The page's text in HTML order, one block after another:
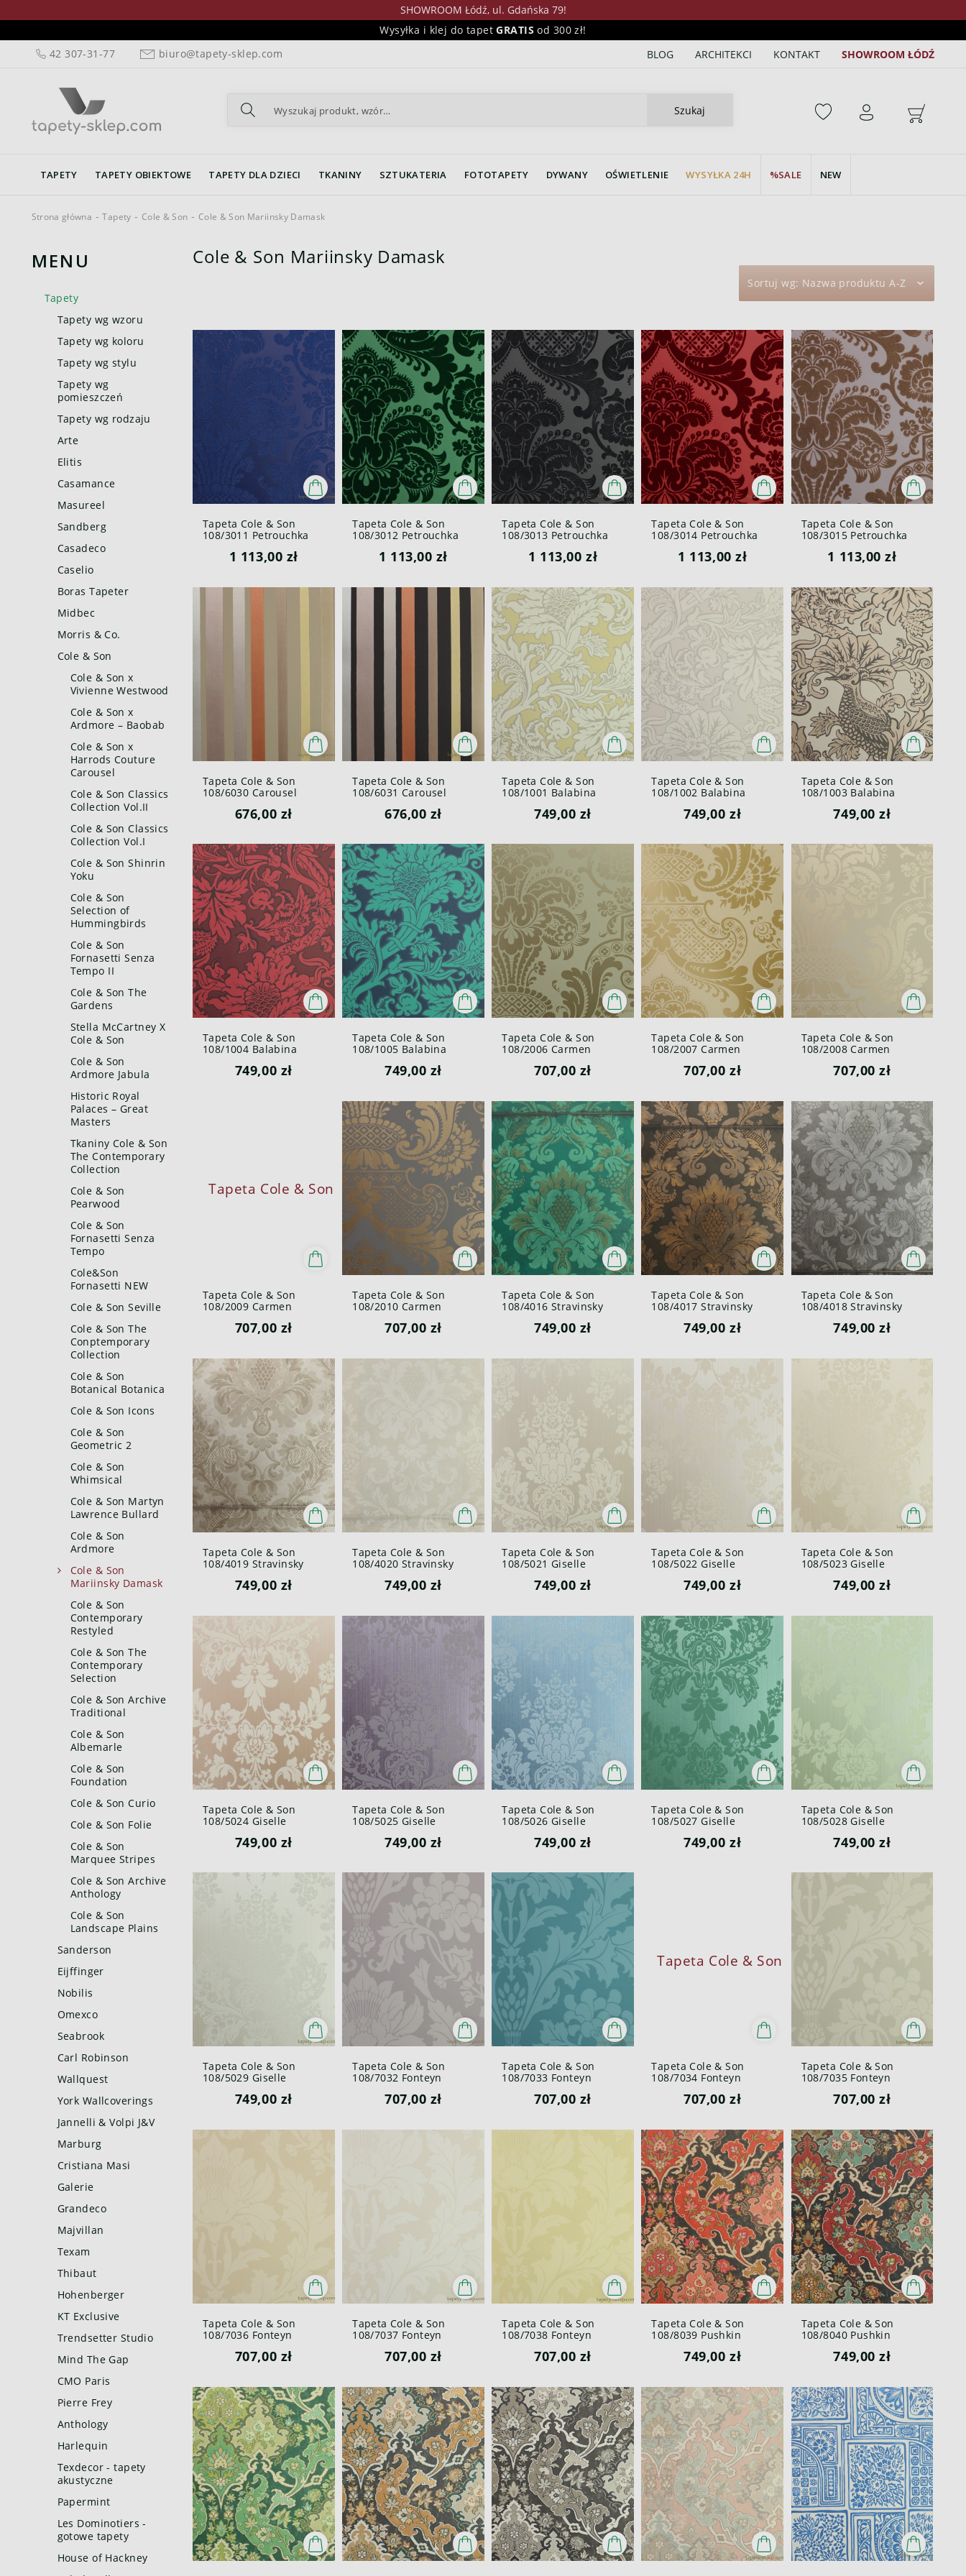
SHOWROOM Łódź, ul. Gdańska 79!
Wysyłka i klej do tapetGRATIS od 300 zł!
42 307-31-77
biuro@tapety-sklep.com BLOG ARCHITEKCI KONTAKT SHOWROOM ŁÓDŹ
Szukaj
TAPETY TAPETY OBIEKTOWE TAPETY DLA DZIECI TKANINY SZTUKATERIA FOTOTAPETY DYWANY OŚWIETLENIE WYSYŁKA 24H SALE NEW
Strona główna Tapety Cole & Son Cole & Son Mariinsky Damask
MENU
Tapety
Tapety wg wzoru
Tapety wg koloru
Tapety wg stylu
Tapety wg
pomieszczeń
Tapety wg rodzaju
Arte
Elitis
Casamance
Masureel
Sandberg
Casadeco
Caselio
Boras Tapeter
Midbec
Morris & Co.
Cole & Son
Cole & Son x
Vivienne Westwood
Cole & Son x
Ardmore – Baobab
Cole & Son x
Harrods Couture
Carousel
Cole & Son Classics
Collection Vol.II
Cole & Son Classics
Collection Vol.I
Cole & Son Shinrin
Yoku
Cole & Son
Selection of
Hummingbirds
Cole & Son
Fornasetti Senza
Tempo II
Cole & Son The
Gardens
Stella McCartney X
Cole & Son
Cole & Son
Ardmore Jabula
Historic Royal
Palaces – Great
Masters
Tkaniny Cole & Son
The Contemporary
Collection
Cole & Son
Pearwood
Cole & Son
Fornasetti Senza
Tempo
Cole&Son
Fornasetti NEW
Cole & Son Seville
Cole & Son The
Conptemporary
Collection
Cole & Son
Botanical Botanica
Cole & Son Icons
Cole & Son
Geometric 2
Cole & Son
Whimsical
Cole & Son Martyn
Lawrence Bullard
Cole & Son
Ardmore
Cole & Son
Mariinsky Damask
Cole & Son
Contemporary
Restyled
Cole & Son The
Contemporary
Selection
Cole & Son Archive
Traditional
Cole & Son
Albemarle
Cole & Son
Foundation
Cole & Son Curio
Cole & Son Folie
Cole & Son
Marquee Stripes
Cole & Son Archive
Anthology
Cole & Son
Landscape Plains
Sanderson
Eijffinger
Nobilis
Omexco
Seabrook
Carl Robinson
Wallquest
York Wallcoverings
Jannelli & Volpi J&V
Marburg
Cristiana Masi
Galerie
Grandeco
Majvillan
Texam
Thibaut
Hohenberger
KT Exclusive
Trendsetter Studio
Mind The Gap
CMO Paris
Pierre Frey
Anthology
Harlequin
Texdecor - tapety
akustyczne
Papermint
Les Dominotiers -
gotowe tapety
House of Hackney
Cole & Son Mariinsky Damask
Sortuj wg: Nazwa produktu A-Z
Tapeta Cole & Son
108/3011 Petrouchka
1 113,00 zł
Tapeta Cole & Son
108/3012 Petrouchka
1 113,00 zł
Tapeta Cole & Son
108/3013 Petrouchka
1 113,00 zł
Tapeta Cole & Son
108/3014 Petrouchka
1 113,00 zł
Tapeta Cole & Son
108/3015 Petrouchka
1 113,00 zł
Tapeta Cole & Son
108/6030 Carousel
676,00 zł
Tapeta Cole & Son
108/6031 Carousel
676,00 zł
Tapeta Cole & Son
108/1001 Balabina
749,00 zł
Tapeta Cole & Son
108/1002 Balabina
749,00 zł
Tapeta Cole & Son
108/1003 Balabina
749,00 zł
Tapeta Cole & Son
108/1004 Balabina
749,00 zł
Tapeta Cole & Son
108/1005 Balabina
749,00 zł
Tapeta Cole & Son
108/2006 Carmen
707,00 zł
Tapeta Cole & Son
108/2007 Carmen
707,00 zł
Tapeta Cole & Son
108/2008 Carmen
707,00 zł
Tapeta Cole & Son
108/2009 Carmen
707,00 zł
Tapeta Cole & Son
108/2010 Carmen
707,00 zł
Tapeta Cole & Son
108/4016 Stravinsky
749,00 zł
Tapeta Cole & Son
108/4017 Stravinsky
749,00 zł
Tapeta Cole & Son
108/4018 Stravinsky
749,00 zł
Tapeta Cole & Son
108/4019 Stravinsky
749,00 zł
Tapeta Cole & Son
108/4020 Stravinsky
749,00 zł
Tapeta Cole & Son
108/5021 Giselle
749,00 zł
Tapeta Cole & Son
108/5022 Giselle
749,00 zł
Tapeta Cole & Son
108/5023 Giselle
749,00 zł
Tapeta Cole & Son
108/5024 Giselle
749,00 zł
Tapeta Cole & Son
108/5025 Giselle
749,00 zł
Tapeta Cole & Son
108/5026 Giselle
749,00 zł
Tapeta Cole & Son
108/5027 Giselle
749,00 zł
Tapeta Cole & Son
108/5028 Giselle
749,00 zł
Tapeta Cole & Son
108/5029 Giselle
749,00 zł
Tapeta Cole & Son
108/7032 Fonteyn
707,00 zł
Tapeta Cole & Son
108/7033 Fonteyn
707,00 zł
Tapeta Cole & Son
108/7034 Fonteyn
707,00 zł
Tapeta Cole & Son
108/7035 Fonteyn
707,00 zł
Tapeta Cole & Son
108/7036 Fonteyn
707,00 zł
Tapeta Cole & Son
108/7037 Fonteyn
707,00 zł
Tapeta Cole & Son
108/7038 Fonteyn
707,00 zł
Tapeta Cole & Son
108/8039 Pushkin
749,00 zł
Tapeta Cole & Son
108/8040 Pushkin
749,00 zł